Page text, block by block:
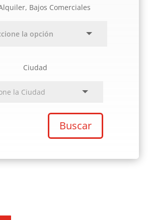
Bajos Comerciales
Ciudad
Buscar